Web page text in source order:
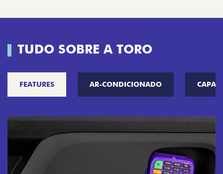
TUDO SOBRE A TORO
FEATURES AR-CONDICIONADO